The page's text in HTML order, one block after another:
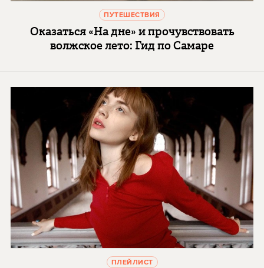
ПУТЕШЕСТВИЯ
Оказаться «На дне» и прочувствовать
волжское лето: Гид по Самаре
ПЛЕЙЛИСТ